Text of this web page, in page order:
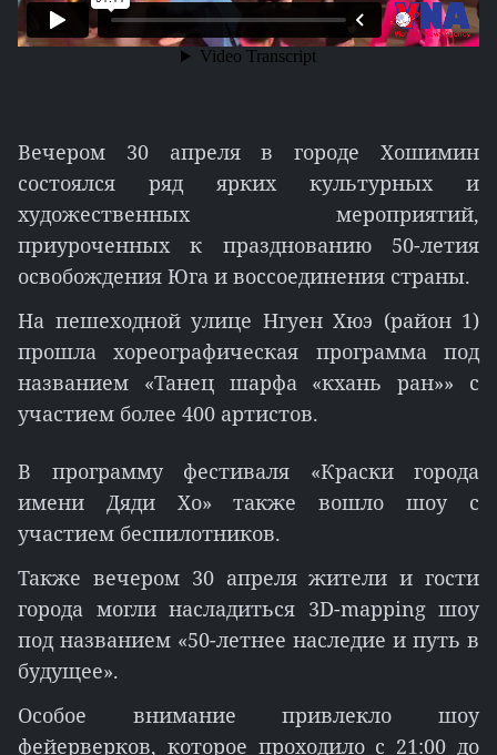
Вечером 30 апреля в городе Хошимин
состоялся ряд ярких культурных и
художественных мероприятий,
приуроченных к празднованию 50-летия
освобождения Юга и воссоединения страны.
На пешеходной улице Нгуен Хюэ (район 1)
прошла хореографическая программа под
названием «Танец шарфа «кхань ран»» с
участием более 400 артистов.
В программу фестиваля «Краски города
имени Дяди Хо» также вошло шоу с
участием беспилотников.
Также вечером 30 апреля жители и гости
города могли насладиться 3D-mapping шоу
под названием «50-летнее наследие и путь в
будущее».
Особое внимание привлекло шоу
фейерверков, которое проходило с 21:00 до